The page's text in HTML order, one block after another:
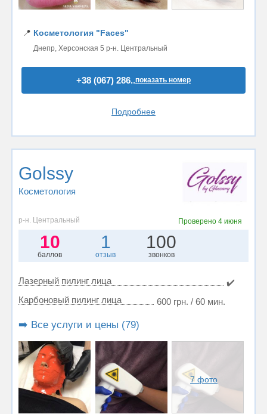
📍 Косметология "Faces"
Днепр, Херсонская 5 р-н. Центральный
+38 (067) 286..показать номер
Подробнее
Golssy
Косметология
р-н. Центральный Проверено4 июня
10
баллов
1
отзыв
100
звонков
Лазерный пилинг лица
✔️
Карбоновый пилинг лица
600 грн. / 60 мин.
➡️ Все услуги и цены (79)
7 фото